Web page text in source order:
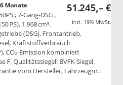
51.245,– €
incl. 19% MwSt.
Monate
; 7-Gang-DSG ;
PS), 1.968 cm³,
(DSG), Frontantrieb,
Kraftstoffverbrauch
CO₂-Emission kombiniert
F, Qualitätssiegel: BVFK-Siegel,
vom Hersteller, Fahrzeugnr.: